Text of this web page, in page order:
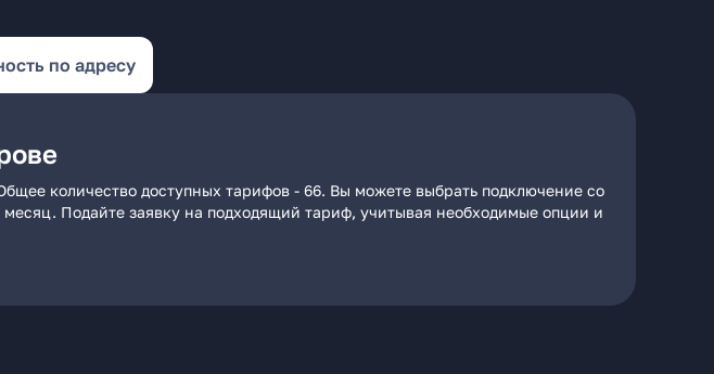
по адресу
количество доступных тарифов - 66. Вы можете выбрать подключение со
Подайте заявку на подходящий тариф, учитывая необходимые опции и